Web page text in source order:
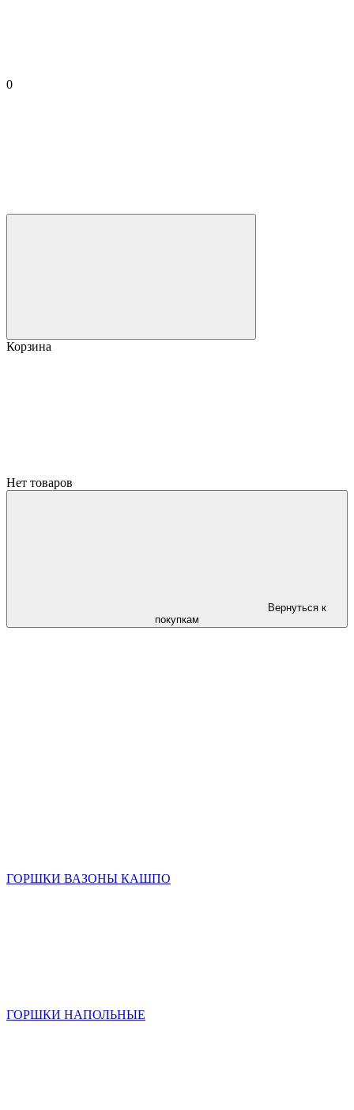
0
Корзина
Нет товаров
Вернуться к
покупкам
ГОРШКИ ВАЗОНЫ КАШПО
ГОРШКИ НАПОЛЬНЫЕ